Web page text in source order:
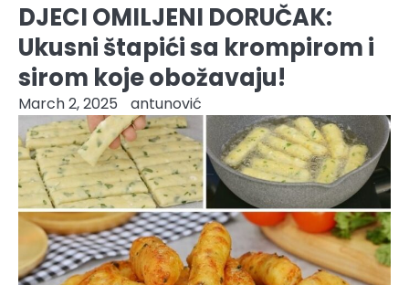
DJECI OMILJENI DORUČAK:
Ukusni štapići sa krompirom i
sirom koje obožavaju!
March 2, 2025 antunović